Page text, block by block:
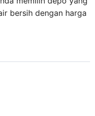
bersih dengan harga